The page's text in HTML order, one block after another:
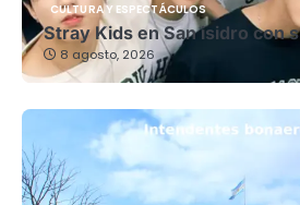
CULTURA Y ESPECTÁCULOS
Stray Kids en San isidro con
8 agosto, 2026